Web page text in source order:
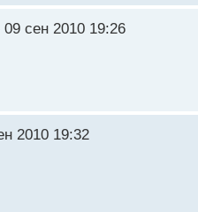
09 сен 2010 19:26
2010 19:32